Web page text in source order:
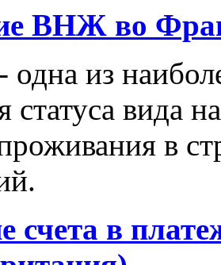
ВНЖ во
из
статуса вида
в
счета в